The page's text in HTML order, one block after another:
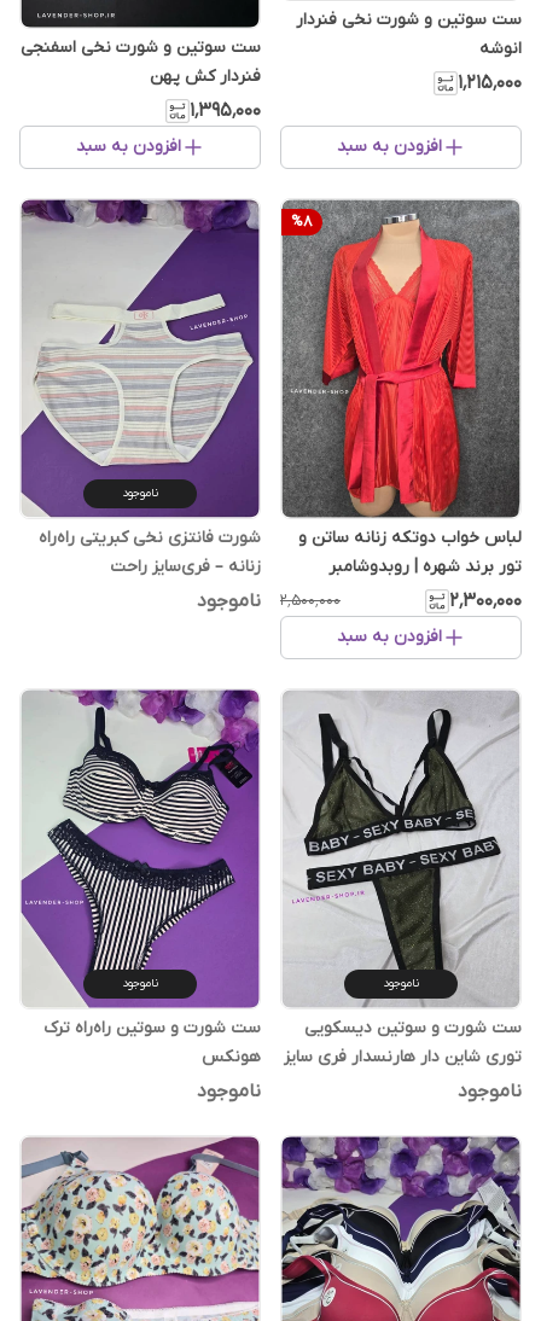
ست سوتین و شورت نخی فنردار
انوشه
۱٬۲۱۵٬۰۰۰
افزودن به سبد
ست سوتین و شورت نخی اسفنجی
فنردار کش پهن
۱٬۳۹۵٬۰۰۰
افزودن به سبد
%8
لباس خواب دو‌تکه زنانه ساتن و
تور برند شهره | روبدوشامبر
۲٬۳۰۰٬۰۰۰ ۲٬۵۰۰٬۰۰۰
افزودن به سبد
ناموجود
شورت فانتزی نخی کبریتی راه‌راه
زنانه – فری‌سایز راحت
ناموجود
ناموجود
ست شورت و سوتین دیسکویی
توری شاین دار هارنسدار فری سایز
ناموجود
ناموجود
ست شورت و سوتین راه‌راه ترک
هونکس
ناموجود